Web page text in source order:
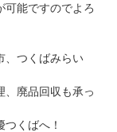
可能ですのでよろ
、つくばみらい
、廃品回収も承っ
つくばへ！